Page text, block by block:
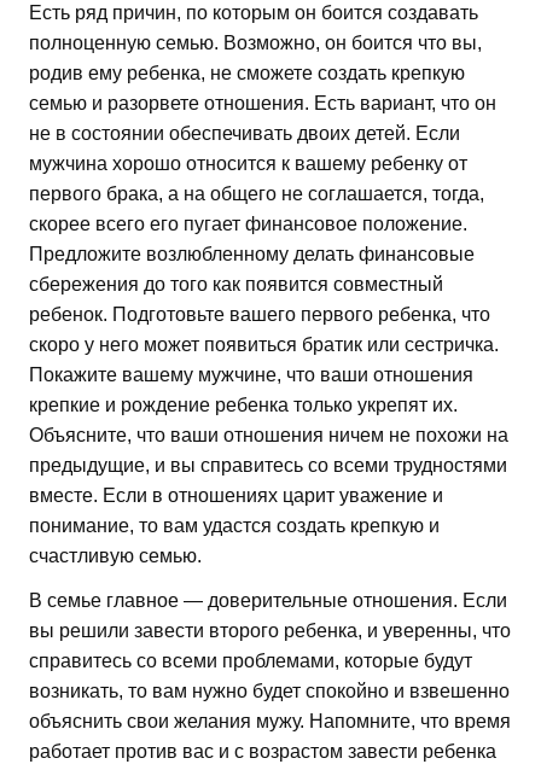
Есть ряд причин, по которым он боится создавать
полноценную семью. Возможно, он боится что вы,
родив ему ребенка, не сможете создать крепкую
семью и разорвете отношения. Есть вариант, что он
не в состоянии обеспечивать двоих детей. Если
мужчина хорошо относится к вашему ребенку от
первого брака, а на общего не соглашается, тогда,
скорее всего его пугает финансовое положение.
Предложите возлюбленному делать финансовые
сбережения до того как появится совместный
ребенок. Подготовьте вашего первого ребенка, что
скоро у него может появиться братик или сестричка.
Покажите вашему мужчине, что ваши отношения
крепкие и рождение ребенка только укрепят их.
Объясните, что ваши отношения ничем не похожи на
предыдущие, и вы справитесь со всеми трудностями
вместе. Если в отношениях царит уважение и
понимание, то вам удастся создать крепкую и
счастливую семью.
В семье главное — доверительные отношения. Если
вы решили завести второго ребенка, и уверенны, что
справитесь со всеми проблемами, которые будут
возникать, то вам нужно будет спокойно и взвешенно
объяснить свои желания мужу. Напомните, что время
работает против вас и с возрастом завести ребенка